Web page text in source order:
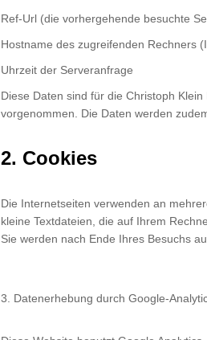
Ref-Url (die vorhergehende besuchte
Hostname des zugreifenden Rechners
Uhrzeit der Serveranfrage
Diese Daten sind für die Christoph
vorgenommen. Die Daten werden
2. Cookies
Die Internetseiten verwenden an
kleine Textdateien, die auf Ihrem
Sie werden nach Ende Ihres Besuchs
3. Datenerhebung durch Google-